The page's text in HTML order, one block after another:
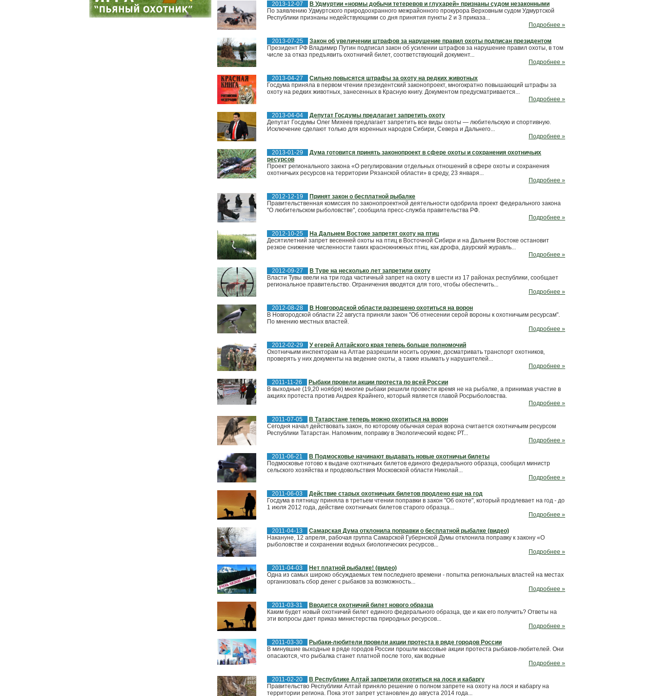
2013-12-07
В Удмуртии «нормы добычи тетеревов и глухарей» признаны судом незаконными
По заявлению Удмуртского природоохранного межрайонного прокурора Верховным судом Удмуртской
Республики признаны недействующими со дня принятия пункты 2 и 3 приказа...
Подробнее »
2013-07-25
Закон об увеличении штрафов за нарушение правил охоты подписан президентом
Президент РФ Владимир Путин подписал закон об усилении штрафов за нарушение правил охоты, в том
числе за отказ предъявить охотничий билет, соответствующий документ...
Подробнее »
2013-04-27
Сильно повысятся штрафы за охоту на редких животных
Госдума приняла в первом чтении президентский законопроект, многократно повышающий штрафы за
охоту на редких животных, занесенных в Красную книгу. Документом предусматривается...
Подробнее »
2013-04-04
Депутат Госдумы предлагает запретить охоту
Депутат Госдумы Олег Михеев предлагает запретить все виды охоты — любительскую и спортивную.
Исключение сделают только для коренных народов Сибири, Севера и Дальнего...
Подробнее »
2013-01-29
Дума готовится принять законопроект в сфере охоты и сохранения охотничьих
ресурсов
Проект регионального закона «О регулировании отдельных отношений в сфере охоты и сохранения
охотничьих ресурсов на территории Рязанской области» в среду, 23 января...
Подробнее »
2012-12-19
Принят закон о бесплатной рыбалке
Правительственная комиссия по законопроектной деятельности одобрила проект федерального закона
"О любительском рыболовстве", сообщила пресс-служба правительства РФ.
Подробнее »
2012-10-25
На Дальнем Востоке запретят охоту на птиц
Десятилетний запрет весенней охоты на птиц в Восточной Сибири и на Дальнем Востоке остановит
резкое снижение численности таких краснокнижных птиц, как дрофа, даурский журавль...
Подробнее »
2012-09-27
В Туве на несколько лет запретили охоту
Власти Тувы ввели на три года частичный запрет на охоту в шести из 17 районах республики, сообщает
региональное правительство. Ограничения вводятся для того, чтобы обеспечить...
Подробнее »
2012-08-28
В Новгородской области разрешено охотиться на ворон
В Новгородской области 22 августа приняли закон "Об отнесении серой вороны к охотничьим ресурсам".
По мнению местных властей.
Подробнее »
2012-02-29
У егерей Алтайского края теперь больше полномочий
Охотничьим инспекторам на Алтае разрешили носить оружие, досматривать транспорт охотников,
проверять у них документы на ведение охоты, а также изымать у нарушителей...
Подробнее »
2011-11-26
Рыбаки провели акции протеста по всей России
В выходные (19,20 ноября) многие рыбаки решили провести время не на рыбалке, а принимая участие в
акциях протеста против Андрея Крайнего, который является главой Росрыболовства.
Подробнее »
2011-07-05
В Татарстане теперь можно охотиться на ворон
Сегодня начал действовать закон, по которому обычная серая ворона считается охотничьим ресурсом
Республики Татарстан. Напомним, поправку в Экологический кодекс РТ...
Подробнее »
2011-06-21
В Подмосковье начинают выдавать новые охотничьи билеты
Подмосковье готово к выдаче охотничьих билетов единого федерального образца, сообщил министр
сельского хозяйства и продовольствия Московской области Николай...
Подробнее »
2011-06-03
Действие старых охотничьих билетов продлено еще на год
Госдума в пятницу приняла в третьем чтении поправки в закон "Об охоте", который продлевает на год - до
1 июля 2012 года, действие охотничьих билетов старого образца...
Подробнее »
2011-04-13
Самарская Дума отклонила поправки о бесплатной рыбалке (видео)
Накануне, 12 апреля, рабочая группа Самарской Губернской Думы отклонила поправку к закону «О
рыболовстве и сохранении водных биологических ресурсов...
Подробнее »
2011-04-03
Нет платной рыбалке! (видео)
Одна из самых широко обсуждаемых тем последнего времени - попытка региональных властей на местах
организовать сбор денег с рыбаков за возможность...
Подробнее »
2011-03-31
Вводится охотничий билет нового образца
Каким будет новый охотничий билет единого федерального образца, где и как его получить? Ответы на
эти вопросы дает приказ министерства природных ресурсов...
Подробнее »
2011-03-30
Рыбаки-любители провели акции протеста в ряде городов России
В минувшие выходные в ряде городов России прошли массовые акции протеста рыбаков-любителей. Они
опасаются, что рыбалка станет платной после того, как водные
Подробнее »
2011-02-20
В Республике Алтай запретили охотиться на лося и кабаргу
Правительство Республики Алтай приняло решение о полном запрете на охоту на лося и кабаргу на
территории региона. Пока этот запрет установлен до августа 2014 года...